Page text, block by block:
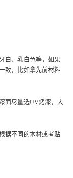
白、乳白色等，如果
致，比如拿先前材料
面尽量选UV烤漆，大
据不同的木材或者贴